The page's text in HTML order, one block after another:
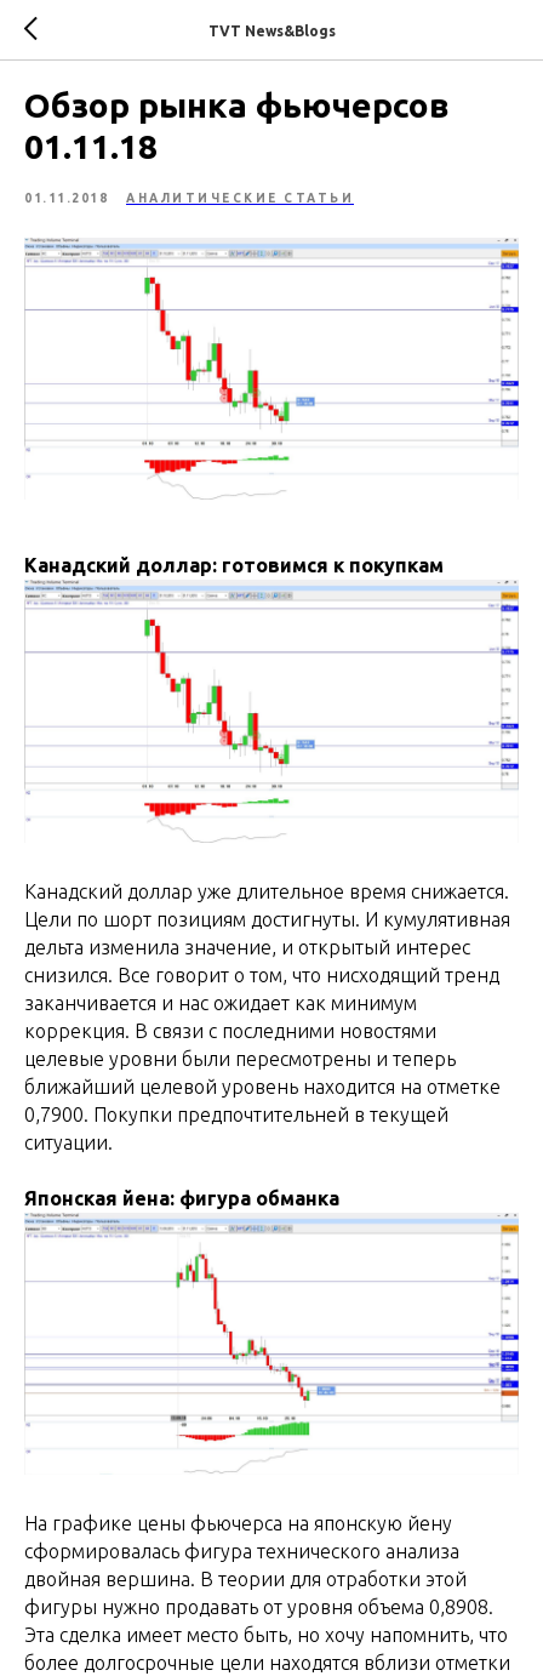
TVT News&Blogs
Обзор рынка фьючерсов
01.11.18
01.11.2018 АНАЛИТИЧЕСКИЕ СТАТЬИ
Канадский доллар: готовимся к покупкам
Канадский доллар уже длительное время снижается.
Цели по шорт позициям достигнуты. И кумулятивная
дельта изменила значение, и открытый интерес
снизился. Все говорит о том, что нисходящий тренд
заканчивается и нас ожидает как минимум
коррекция. В связи с последними новостями
целевые уровни были пересмотрены и теперь
ближайший целевой уровень находится на отметке
0,7900. Покупки предпочтительней в текущей
ситуации.
Японская йена: фигура обманка
На графике цены фьючерса на японскую йену
сформировалась фигура технического анализа
двойная вершина. В теории для отработки этой
фигуры нужно продавать от уровня объема 0,8908.
Эта сделка имеет место быть, но хочу напомнить, что
более долгосрочные цели находятся вблизи отметки